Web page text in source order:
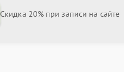
Скидка 20% при записи на сайте